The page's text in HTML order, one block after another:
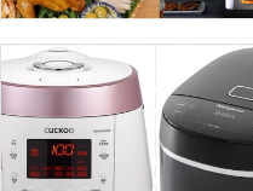
Trang bị màn hình điều
2. Nhược điểm:
Nồi này có dây điện dạng
Nồi cơm điện Tiger